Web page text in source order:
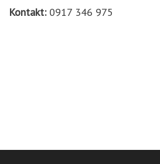
Kontakt:0917 346 975